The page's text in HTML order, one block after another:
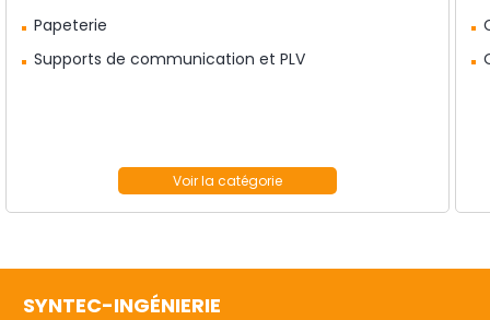
Papeterie
Supports de communication et PLV
SYNTEC-INGÉNIERIE